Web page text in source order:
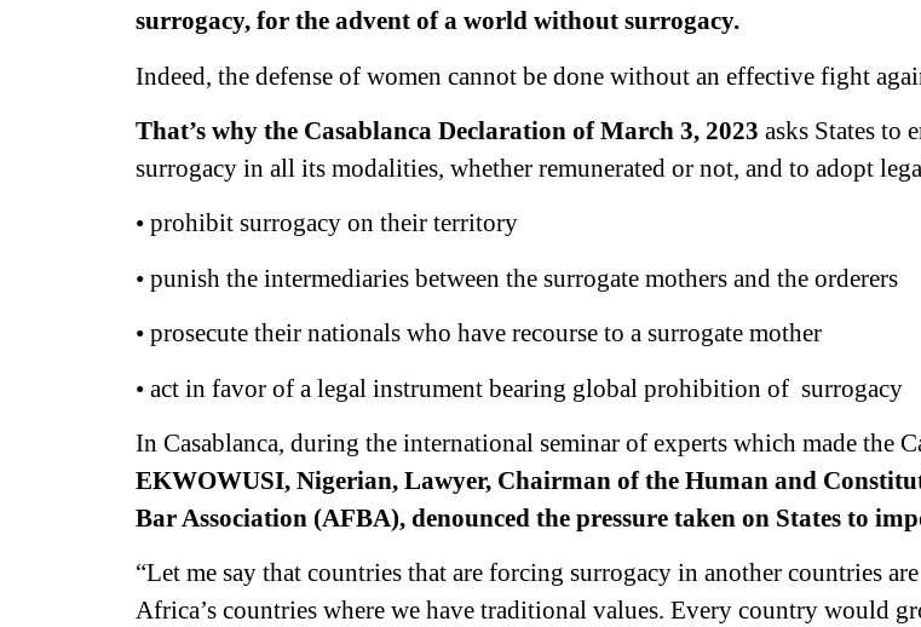
surrogacy, for the advent of a world without surrogacy.
Indeed, the defense of women cannot be done without an effective fight
That’s why the Casablanca Declaration of March 3, 2023 asks States to
surrogacy in all its modalities, whether remunerated or not, and to adopt
• prohibit surrogacy on their territory
• punish the intermediaries between the surrogate mothers and the orderers
• prosecute their nationals who have recourse to a surrogate mother
• act in favor of a legal instrument bearing global prohibition of surrogacy
In Casablanca, during the international seminar of experts which made the
EKWOWUSI, Nigerian, Lawyer, Chairman of the Human and
Bar Association (AFBA), denounced the pressure taken on States to
“Let me say that countries that are forcing surrogacy in another countries
Africa’s countries where we have traditional values. Every country would